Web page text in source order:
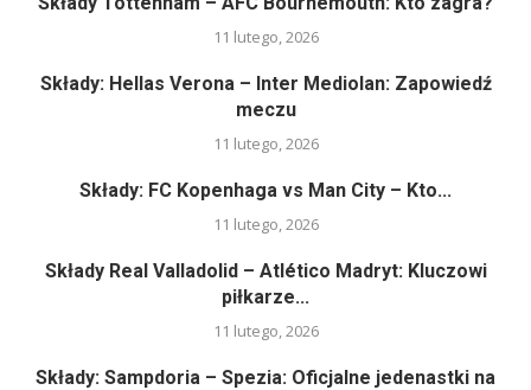
11 lutego, 2026
Składy: Hellas Verona – Inter Mediolan: Zapowiedź
meczu
11 lutego, 2026
Składy: FC Kopenhaga vs Man City – Kto...
11 lutego, 2026
Składy Real Valladolid – Atlético Madryt: Kluczowi
piłkarze...
11 lutego, 2026
Składy: Sampdoria – Spezia: Oficjalne jedenastki na